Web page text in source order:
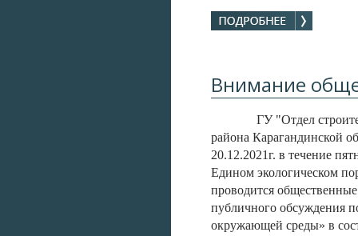
Внимание
ГУ "Отдел
района Карагандинской
20.12.2021г. в течение
Едином экологическом
проводится
публичного обсуждения
окружающей среды» в